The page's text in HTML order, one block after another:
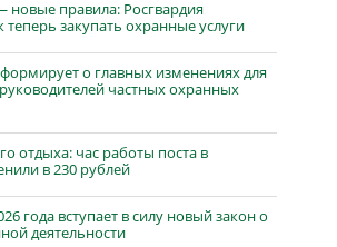
правила: Росгвардия
теперь закупать охранные услуги
о главных изменениях для
частных охранных
отдыха: час работы поста в
в 230 рублей
года вступает в силу новый закон о
деятельности